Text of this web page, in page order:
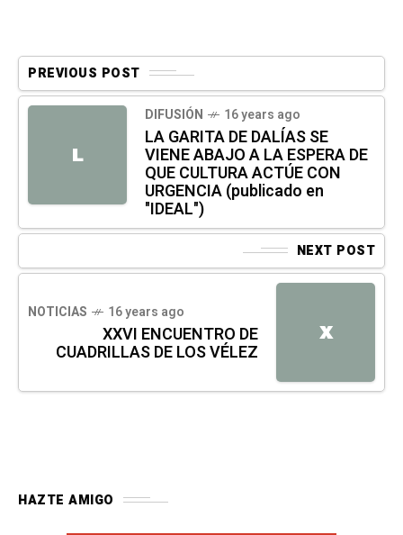
PREVIOUS POST
L
DIFUSIÓN 16 years ago
LA GARITA DE DALÍAS SE
VIENE ABAJO A LA ESPERA DE
QUE CULTURA ACTÚE CON
URGENCIA (publicado en
"IDEAL")
NEXT POST
X
NOTICIAS 16 years ago
XXVI ENCUENTRO DE
CUADRILLAS DE LOS VÉLEZ
HAZTE AMIGO